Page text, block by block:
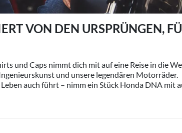
VON DEN URSPRÜNGEN,
und Caps nimmt dich mit auf eine Reise in die
und unsere legendären Motorräder.
auch führt – nimm ein Stück Honda DNA mit